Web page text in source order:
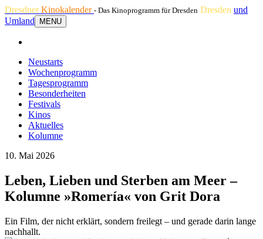
DresdnerKinokalender - Das Kinoprogramm für Dresden Dresden und
Umland
MENU
Neustarts
Wochenprogramm
Tagesprogramm
Besonderheiten
Festivals
Kinos
Aktuelles
Kolumne
10. Mai 2026
Leben, Lieben und Sterben am Meer –
Kolumne »Romería« von Grit Dora
Ein Film, der nicht erklärt, sondern freilegt – und gerade darin lange
nachhallt.